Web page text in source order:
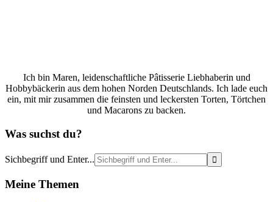
Ich bin Maren, leidenschaftliche Pâtisserie Liebhaberin und
Hobbybäckerin aus dem hohen Norden Deutschlands. Ich lade euch
ein, mit mir zusammen die feinsten und leckersten Torten, Törtchen
und Macarons zu backen.
Was suchst du?
Sichbegriff und Enter...
Meine Themen